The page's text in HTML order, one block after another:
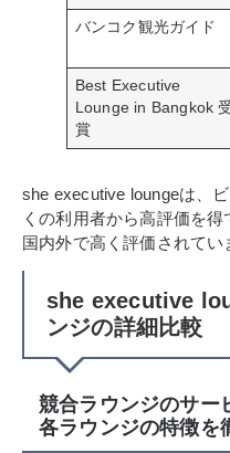
バンコク観光ガイド
Best Executive
Lounge in Bangkok
賞
she executive loungeは、
くの利用者から高評価を
国内外で高く評価されてい
she executive
ンジの詳細比較
競合ラウンジのサー
各ラウンジの特徴を